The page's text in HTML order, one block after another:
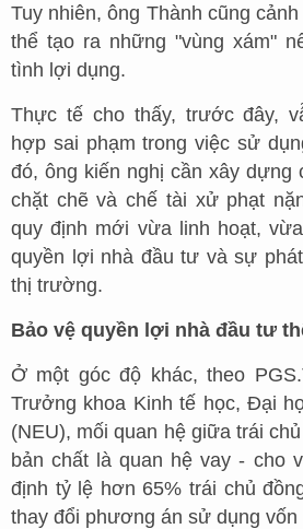
Tuy nhiên, ông Thành cũng
thể tạo ra những "vùng xám"
tình lợi dụng.
Thực tế cho thấy, trước đây,
hợp sai phạm trong việc sử
đó, ông kiến nghị cần xây dựng
chặt chẽ và chế tài xử phạt
quy định mới vừa linh hoạt,
quyền lợi nhà đầu tư và sự
thị trường.
Bảo vệ quyền lợi nhà đầu tư
Ở một góc độ khác, theo
Trưởng khoa Kinh tế học, Đại
(NEU), mối quan hệ giữa trái
bản chất là quan hệ vay - cho
định tỷ lệ hơn 65% trái chủ
thay đổi phương án sử dụng